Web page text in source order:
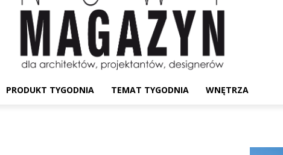
PRODUKT TYGODNIA TEMAT TYGODNIA WNĘTRZA